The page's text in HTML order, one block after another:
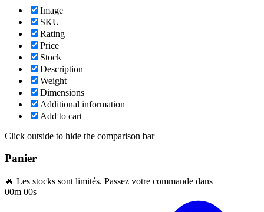
Image
SKU
Rating
Price
Stock
Description
Weight
Dimensions
Additional information
Add to cart
Click outside to hide the comparison bar
Panier
🔥 Les stocks sont limités. Passez votre commande dans
00m 00s